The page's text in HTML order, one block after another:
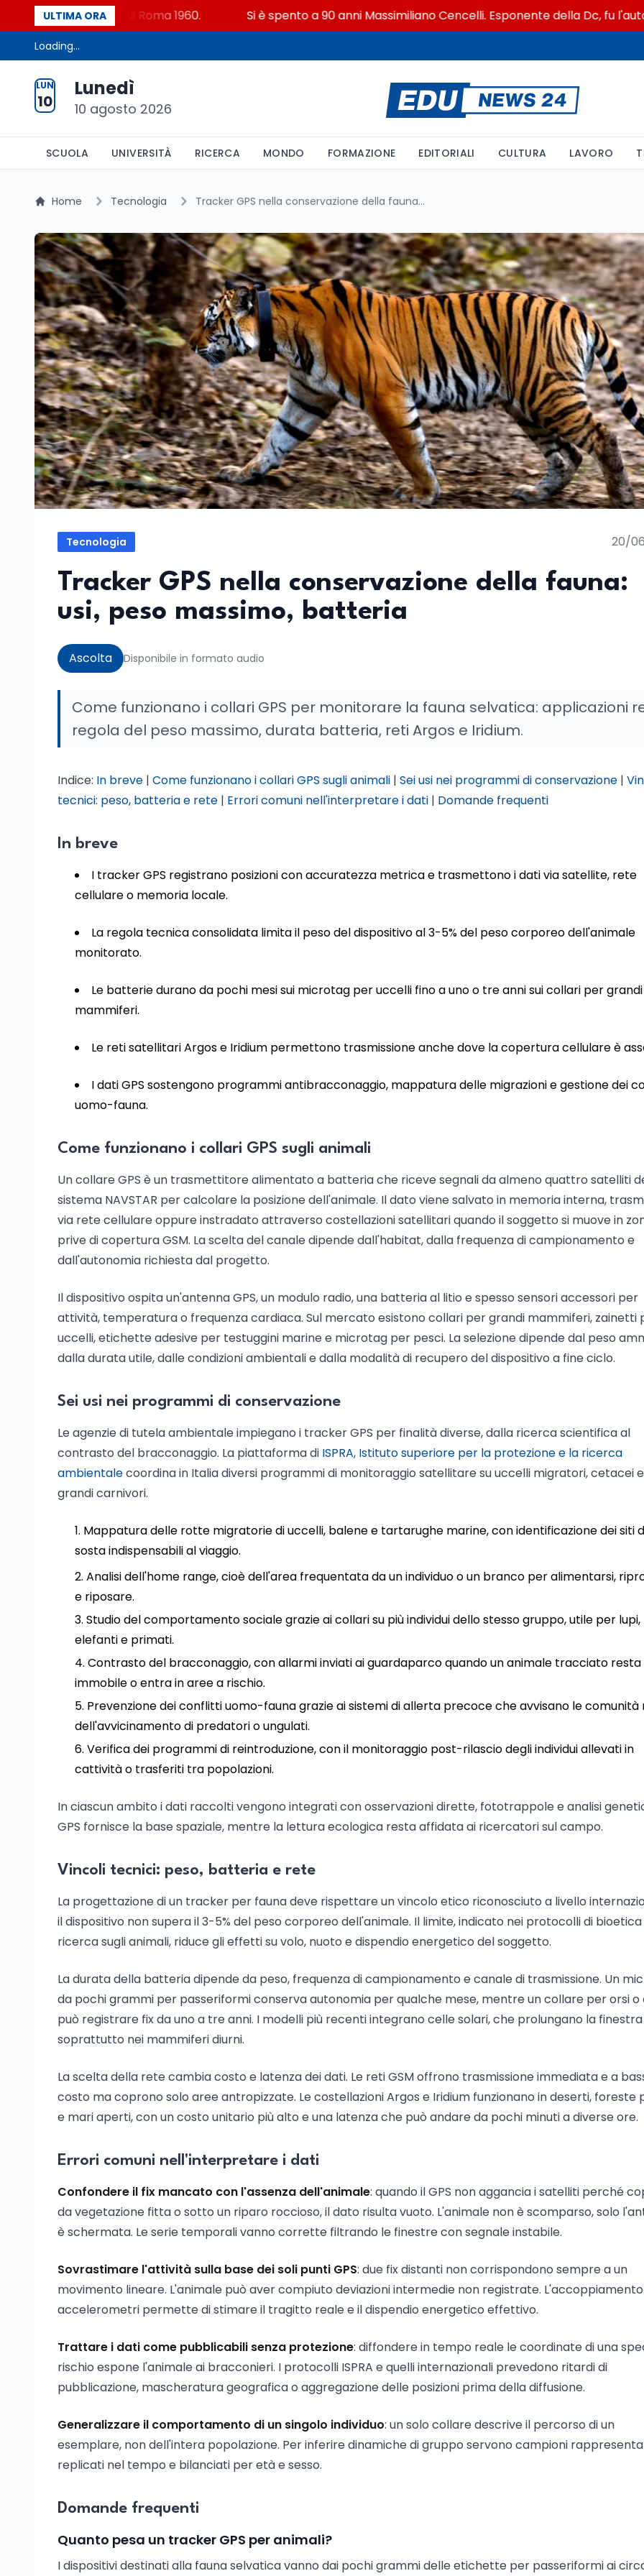
ULTIMA ORA
olimpiadi di Roma 1960. Si è spento a 90 anni Massimiliano Cencelli. Esponente della Dc, fu l'autore,
Loading...
LUN
10
Lunedì
10 agosto 2026
SCUOLA UNIVERSITÀ RICERCA MONDO FORMAZIONE EDITORIALI CULTURA LAVORO
Home Tecnologia Tracker GPS nella conservazione della fauna: usi, peso massimo, batteria
Tecnologia 20/
Tracker GPS nella conservazione della fauna:
usi, peso massimo, batteria
Ascolta Disponibile in formato audio
Come funzionano i collari GPS per monitorare la fauna selvatica: applicazioni
regola del peso massimo, durata batteria, reti Argos e Iridium.
Indice: In breve | Come funzionano i collari GPS sugli animali | Sei usi nei programmi di conservazione |
tecnici: peso, batteria e rete | Errori comuni nell'interpretare i dati | Domande frequenti
In breve
I tracker GPS registrano posizioni con accuratezza metrica e trasmettono i dati via satellite, rete
cellulare o memoria locale.
La regola tecnica consolidata limita il peso del dispositivo al 3-5% del peso corporeo dell'animale
monitorato.
Le batterie durano da pochi mesi sui microtag per uccelli fino a uno o tre anni sui collari per grandi
mammiferi.
Le reti satellitari Argos e Iridium permettono trasmissione anche dove la copertura cellulare è
I dati GPS sostengono programmi antibracconaggio, mappatura delle migrazioni e gestione dei
uomo-fauna.
Come funzionano i collari GPS sugli animali
Un collare GPS è un trasmettitore alimentato a batteria che riceve segnali da almeno quattro satelliti
sistema NAVSTAR per calcolare la posizione dell'animale. Il dato viene salvato in memoria interna,
via rete cellulare oppure instradato attraverso costellazioni satellitari quando il soggetto si muove in
prive di copertura GSM. La scelta del canale dipende dall'habitat, dalla frequenza di campionamento e
dall'autonomia richiesta dal progetto.
Il dispositivo ospita un'antenna GPS, un modulo radio, una batteria al litio e spesso sensori accessori per
attività, temperatura o frequenza cardiaca. Sul mercato esistono collari per grandi mammiferi, zainetti
uccelli, etichette adesive per testuggini marine e microtag per pesci. La selezione dipende dal peso
dalla durata utile, dalle condizioni ambientali e dalla modalità di recupero del dispositivo a fine ciclo.
Sei usi nei programmi di conservazione
Le agenzie di tutela ambientale impiegano i tracker GPS per finalità diverse, dalla ricerca scientifica al
contrasto del bracconaggio. La piattaforma di ISPRA, Istituto superiore per la protezione e la ricerca
ambientalecoordina in Italia diversi programmi di monitoraggio satellitare su uccelli migratori, cetacei e
grandi carnivori.
Mappatura delle rotte migratorie di uccelli, balene e tartarughe marine, con identificazione dei siti
sosta indispensabili al viaggio.
Analisi dell'home range, cioè dell'area frequentata da un individuo o un branco per alimentarsi,
e riposare.
Studio del comportamento sociale grazie ai collari su più individui dello stesso gruppo, utile per lupi,
elefanti e primati.
Contrasto del bracconaggio, con allarmi inviati ai guardaparco quando un animale tracciato resta
immobile o entra in aree a rischio.
Prevenzione dei conflitti uomo-fauna grazie ai sistemi di allerta precoce che avvisano le comunità
dell'avvicinamento di predatori o ungulati.
Verifica dei programmi di reintroduzione, con il monitoraggio post-rilascio degli individui allevati in
cattività o trasferiti tra popolazioni.
In ciascun ambito i dati raccolti vengono integrati con osservazioni dirette, fototrappole e analisi
GPS fornisce la base spaziale, mentre la lettura ecologica resta affidata ai ricercatori sul campo.
Vincoli tecnici: peso, batteria e rete
La progettazione di un tracker per fauna deve rispettare un vincolo etico riconosciuto a livello
il dispositivo non supera il 3-5% del peso corporeo dell'animale. Il limite, indicato nei protocolli di
ricerca sugli animali, riduce gli effetti su volo, nuoto e dispendio energetico del soggetto.
La durata della batteria dipende da peso, frequenza di campionamento e canale di trasmissione. Un
da pochi grammi per passeriformi conserva autonomia per qualche mese, mentre un collare per orsi o
può registrare fix da uno a tre anni. I modelli più recenti integrano celle solari, che prolungano la
soprattutto nei mammiferi diurni.
La scelta della rete cambia costo e latenza dei dati. Le reti GSM offrono trasmissione immediata e a
costo ma coprono solo aree antropizzate. Le costellazioni Argos e Iridium funzionano in deserti, foreste
e mari aperti, con un costo unitario più alto e una latenza che può andare da pochi minuti a diverse ore.
Errori comuni nell'interpretare i dati
Confondere il fix mancato con l'assenza dell'animale: quando il GPS non aggancia i satelliti perché
da vegetazione fitta o sotto un riparo roccioso, il dato risulta vuoto. L'animale non è scomparso, solo
è schermata. Le serie temporali vanno corrette filtrando le finestre con segnale instabile.
Sovrastimare l'attività sulla base dei soli punti GPS: due fix distanti non corrispondono sempre a un
movimento lineare. L'animale può aver compiuto deviazioni intermedie non registrate.
accelerometri permette di stimare il tragitto reale e il dispendio energetico effettivo.
Trattare i dati come pubblicabili senza protezione: diffondere in tempo reale le coordinate di una
rischio espone l'animale ai bracconieri. I protocolli ISPRA e quelli internazionali prevedono ritardi di
pubblicazione, mascheratura geografica o aggregazione delle posizioni prima della diffusione.
Generalizzare il comportamento di un singolo individuo: un solo collare descrive il percorso di un
esemplare, non dell'intera popolazione. Per inferire dinamiche di gruppo servono campioni
replicati nel tempo e bilanciati per età e sesso.
Domande frequenti
Quanto pesa un tracker GPS per animali?
I dispositivi destinati alla fauna selvatica vanno dai pochi grammi delle etichette per passeriformi ai